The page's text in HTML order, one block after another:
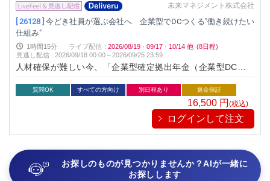
未来マネジメント株式会社
[ 26128 ] 今どき社員が選ぶ会社へ 企業型でDCつくる"働き続けたい
仕組み"
1時間15分 ライブ配信 : 2026/08/19 · 09/17 · 10/14 他 (8日程)
見逃し配信 :2026/09/18 00:00～2026/09/25 23:59
人材確保が難しい今、「企業型確定拠出年金（企業型DC）」
は“働き続けたい会社づくり”の新しい鍵です。制度導入は難し
そう…と思われがちですが、実は企業にも社員にも多くのメリ
ットがあります。本セミナーでは、企業型DCの仕組み・導入
効果・最新トレンドをわかりやすく解説します。
質問OK すべての方向け 別日程あり 返金保証
16,500 円(税込)
ログインして注文
お探しのものが見つかりませんか？AIが一緒に
お探しします